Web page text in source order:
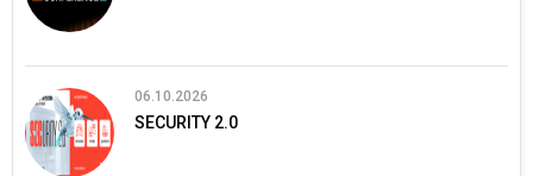
06.10.2026
SECURITY 2.0